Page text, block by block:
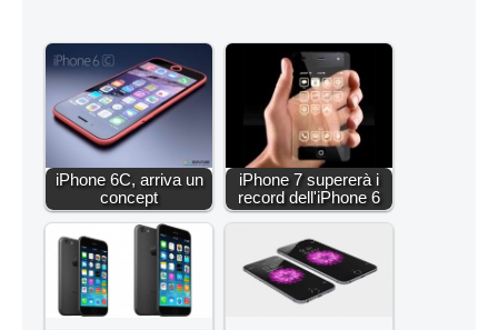
iPhone 6C, arriva un
concept
iPhone 7 supererà i
record dell'iPhone 6